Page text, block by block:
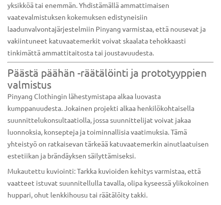
yksikköä tai enemmän. Yhdistämällä ammattimaisen
vaatevalmistuksen kokemuksen edistyneisiin
laadunvalvontajärjestelmiin Pinyang varmistaa, että nousevat ja
vakiintuneet katuvaatemerkit voivat skaalata tehokkaasti
tinkimättä ammattitaitosta tai joustavuudesta.
Päästä päähän -räätälöinti ja prototyyppien
valmistus
Pinyang Clothingin lähestymistapa alkaa luovasta
kumppanuudesta. Jokainen projekti alkaa henkilökohtaisella
suunnittelukonsultaatiolla, jossa suunnittelijat voivat jakaa
luonnoksia, konsepteja ja toiminnallisia vaatimuksia. Tämä
yhteistyö on ratkaisevan tärkeää katuvaatemerkin ainutlaatuisen
estetiikan ja brändäyksen säilyttämiseksi.
Mukautettu kuviointi: Tarkka kuvioiden kehitys varmistaa, että
vaatteet istuvat suunnitellulla tavalla, olipa kyseessä ylikokoinen
huppari, ohut lenkkihousu tai räätälöity takki.